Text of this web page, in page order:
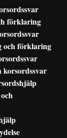
förklaring
och förklaring
korsordssvar